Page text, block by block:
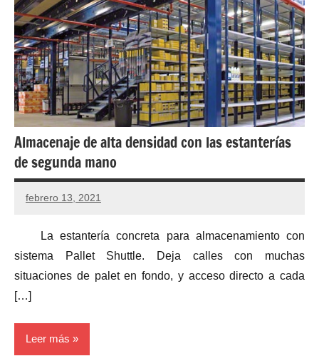
Almacenaje de alta densidad con las estanterías
de segunda mano
febrero 13, 2021
La estantería concreta para almacenamiento con
sistema Pallet Shuttle. Deja calles con muchas
situaciones de palet en fondo, y acceso directo a cada
[…]
Leer más